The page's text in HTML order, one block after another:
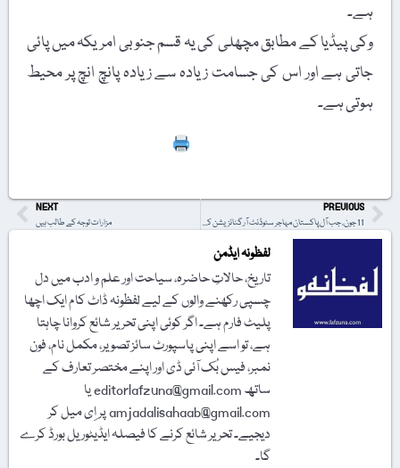
ہے۔
وکی پیڈیا کے مطابق مچھلی کی یہ قسم جنوبی امریکہ میں پائی
جاتی ہے اور اس کی جسامت زیادہ سے زیادہ پانچ انچ پر محیط
ہوتی ہے۔
PREVIOUS
11 جون، جب آل پاکستان مہاجر سٹوڈنٹ آرگنائزیشن کا آغاز ہوا
NEXT
مزارات توجہ کے طالب ہیں
لفظونہ ایڈمن
تاریخ، حالاتِ حاضرہ، سیاحت اور علم و ادب میں دل
چسپی رکھنے والوں کے لیے لفظونہ ڈاٹ کام ایک اچھا
پلیٹ فارم ہے۔ اگر کوئی اپنی تحریر شائع کروانا چاہتا
ہے، تو اسے اپنی پاسپورٹ سائز تصویر، مکمل نام، فون
نمبر، فیس بُک آئی ڈی اور اپنے مختصر تعارف کے
ساتھ editorlafzuna@gmail.com یا
amjadalisahaab@gmail.com پر اِی میل کر
دیجیے۔ تحریر شائع کرنے کا فیصلہ ایڈیٹوریل بورڈ کرے
گا۔